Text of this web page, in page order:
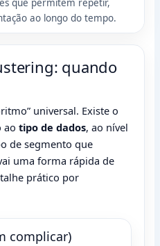
que permitem repetir,
ao longo do tempo.
quando
universal. Existe o
aotipo de dados, ao nível
de segmento que
uma forma rápida de
prático por
complicar)